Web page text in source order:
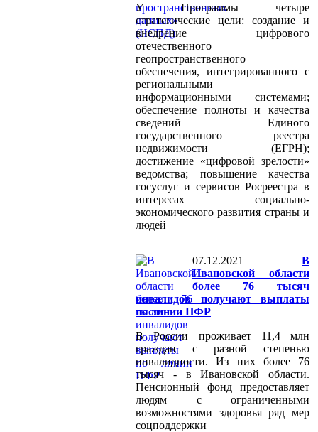
У Программы четыре
стратегические цели: создание и
внедрение цифрового
отечественного
геопространственного
обеспечения, интегрированного с
региональными
информационными системами;
обеспечение полноты и качества
сведений Единого
государственного реестра
недвижимости (ЕГРН);
достижение «цифровой зрелости»
ведомства; повышение качества
госуслуг и сервисов Росреестра в
интересах социально-
экономического развития страны и
людей
07.12.2021
В
Ивановской области
более 76 тысяч
инвалидов получают выплаты
по линии ПФР
В России проживает 11,4 млн
граждан с разной степенью
инвалидности. Из них более 76
тысяч - в Ивановской области.
Пенсионный фонд предоставляет
людям с ограниченными
возможностями здоровья ряд мер
соцподдержки